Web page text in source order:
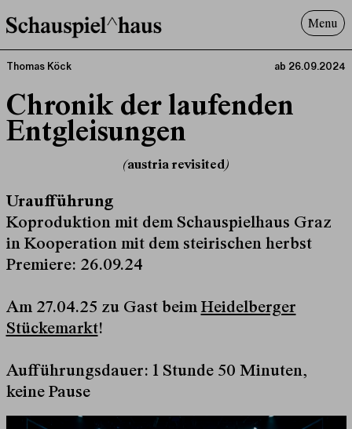
Menu
Programm
Über uns
Thomas Köck ab 26.09.2024
Chronik der laufenden
Entgleisungen
(austria revisited)
Uraufführung
Koproduktion mit dem Schauspielhaus Graz
in Kooperation mit dem steirischen herbst
Premiere: 26.09.24
Am 27.04.25 zu Gast beim Heidelberger
Stückemarkt!
Aufführungsdauer: 1 Stunde 50 Minuten,
keine Pause